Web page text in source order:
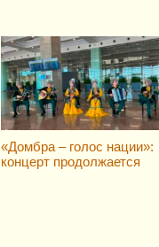
«Домбра – голос нации»:
концерт продолжается